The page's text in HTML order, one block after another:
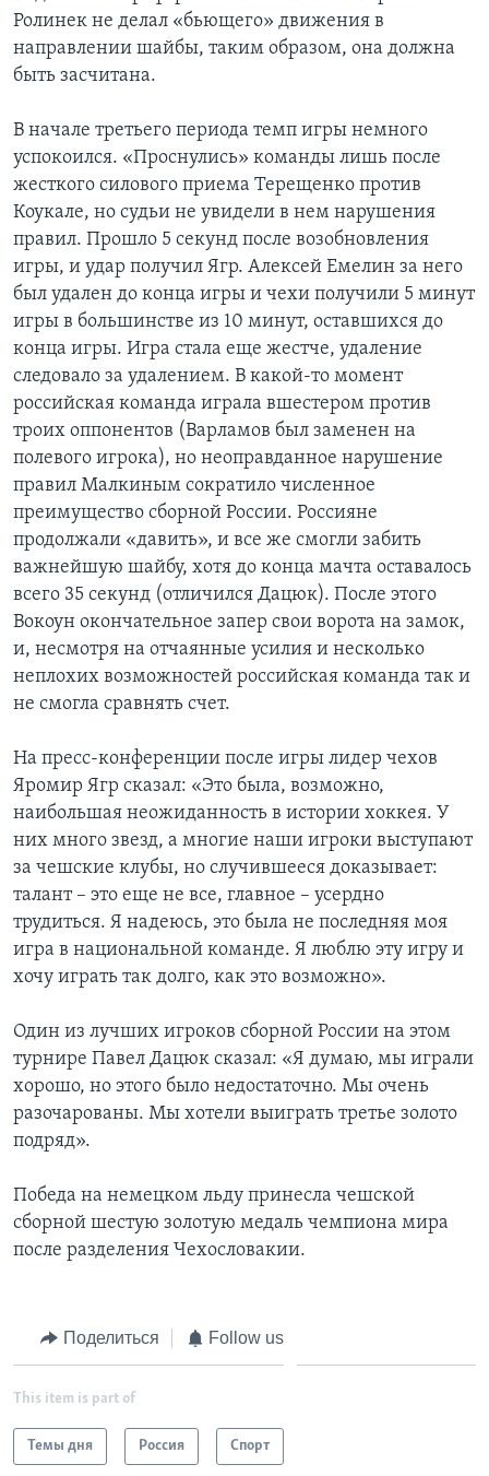
Ролинек не делал «бьющего» движения в
направлении шайбы, таким образом, она должна
быть засчитана.
В начале третьего периода темп игры немного
успокоился. «Проснулись» команды лишь после
жесткого силового приема Терещенко против
Коукале, но судьи не увидели в нем нарушения
правил. Прошло 5 секунд после возобновления
игры, и удар получил Ягр. Алексей Емелин за него
был удален до конца игры и чехи получили 5 минут
игры в большинстве из 10 минут, оставшихся до
конца игры. Игра стала еще жестче, удаление
следовало за удалением. В какой-то момент
российская команда играла вшестером против
троих оппонентов (Варламов был заменен на
полевого игрока), но неоправданное нарушение
правил Малкиным сократило численное
преимущество сборной России. Россияне
продолжали «давить», и все же смогли забить
важнейшую шайбу, хотя до конца мачта оставалось
всего 35 секунд (отличился Дацюк). После этого
Вокоун окончательное запер свои ворота на замок,
и, несмотря на отчаянные усилия и несколько
неплохих возможностей российская команда так и
не смогла сравнять счет.
На пресс-конференции после игры лидер чехов
Яромир Ягр сказал: «Это была, возможно,
наибольшая неожиданность в истории хоккея. У
них много звезд, а многие наши игроки выступают
за чешские клубы, но случившееся доказывает:
талант – это еще не все, главное – усердно
трудиться. Я надеюсь, это была не последняя моя
игра в национальной команде. Я люблю эту игру и
хочу играть так долго, как это возможно».
Один из лучших игроков сборной России на этом
турнире Павел Дацюк сказал: «Я думаю, мы играли
хорошо, но этого было недостаточно. Мы очень
разочарованы. Мы хотели выиграть третье золото
подряд».
Победа на немецком льду принесла чешской
сборной шестую золотую медаль чемпиона мира
после разделения Чехословакии.
Поделиться Follow us
This item is part of
Темы дня Россия Спорт